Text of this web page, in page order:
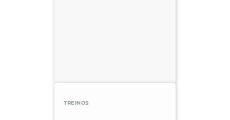
TREINOS